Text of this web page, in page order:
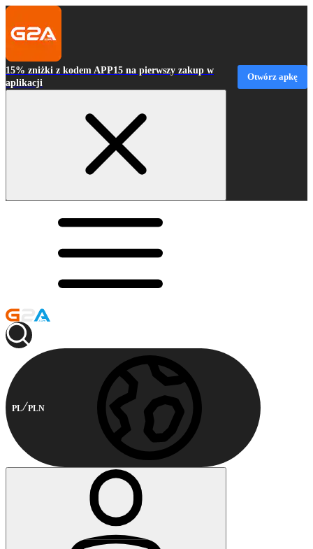
15% zniżki z kodem APP15 na pierwszy zakup w
aplikacji
Otwórz apkę
PL PLN